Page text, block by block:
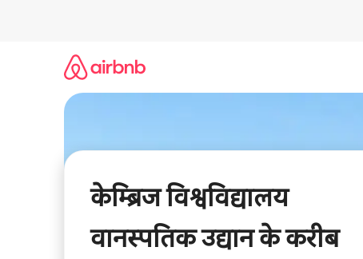
केम्ब्रिज विश्वविद्यालय
वानस्पतिक उद्यान के करीब